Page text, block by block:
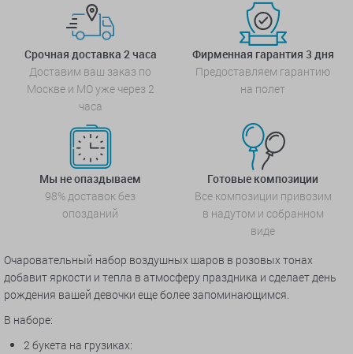
Срочная доставка 2 часа
Доставим ваш заказ по
Москве и МО уже через 2
часа
Фирменная гарантия 3 дня
Предоставляем гарантию
на полет
Мы не опаздываем
98% доставок без
опозданий
Готовые композиции
Все композиции привозим
в надутом и собранном
виде
Очаровательный набор воздушных шаров в розовых тонах
добавит яркости и тепла в атмосферу праздника и сделает день
рождения вашей девочки еще более запоминающимся.
В наборе:
2 букета на грузиках: